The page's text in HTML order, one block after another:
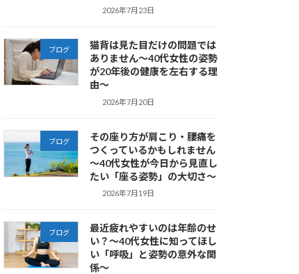
2026年7月23日
ブログ
猫背は見た目だけの問題では
ありません～40代女性の姿勢
が20年後の健康を左右する理
由～
2026年7月20日
ブログ
その座り方が肩こり・腰痛を
つくっているかもしれません
～40代女性が今日から見直し
たい「座る姿勢」の大切さ～
2026年7月19日
ブログ
最近疲れやすいのは年齢のせ
い？～40代女性に知ってほし
い「呼吸」と姿勢の意外な関
係～